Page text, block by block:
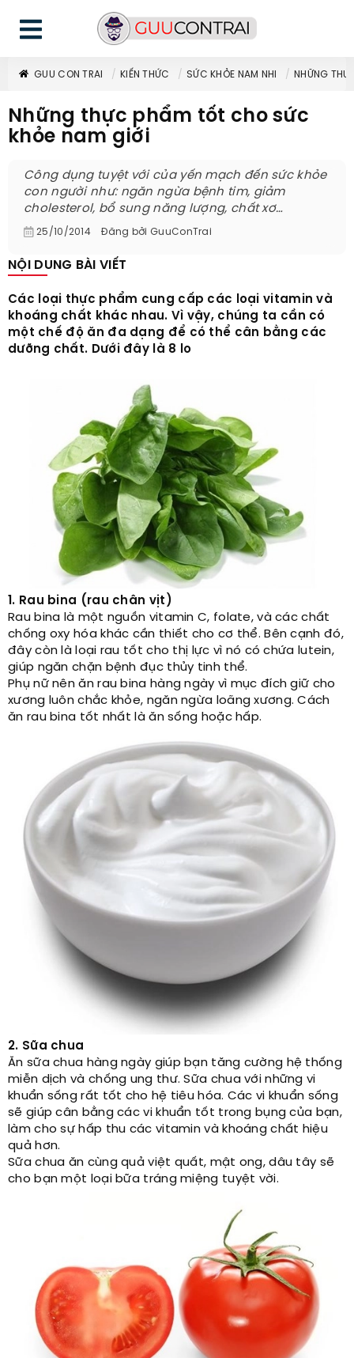
GUU CON TRAI KIẾN THỨC SỨC KHỎE NAM NHI NHỮNG
Những thực phẩm tốt cho sức
khỏe nam giới
Công dụng tuyệt với của yến mạch đến sức khỏe
con người như: ngăn ngừa bệnh tim, giảm
cholesterol, bổ sung năng lượng, chất xơ…
25/10/2014 Đăng bởi GuuConTrai
NỘI DUNG BÀI VIẾT
Các loại thực phẩm cung cấp các loại vitamin và
khoáng chất khác nhau. Vì vậy, chúng ta cần có
một chế độ ăn đa dạng để có thể cân bằng các
dưỡng chất. Dưới đây là 8 lo
1. Rau bina (rau chân vịt)
Rau bina là một nguồn vitamin C, folate, và các chất
chống oxy hóa khác cần thiết cho cơ thể. Bên cạnh đó,
đây còn là loại rau tốt cho thị lực vì nó có chứa lutein,
giúp ngăn chặn bệnh đục thủy tinh thể.
Phụ nữ nên ăn rau bina hàng ngày vì mục đích giữ cho
xương luôn chắc khỏe, ngăn ngừa loãng xương. Cách
ăn rau bina tốt nhất là ăn sống hoặc hấp.
2. Sữa chua
Ăn sữa chua hàng ngày giúp bạn tăng cường hệ thống
miễn dịch và chống ung thư. Sữa chua với những vi
khuẩn sống rất tốt cho hệ tiêu hóa. Các vi khuẩn sống
sẽ giúp cân bằng các vi khuẩn tốt trong bụng của bạn,
làm cho sự hấp thu các vitamin và khoáng chất hiệu
quả hơn.
Sữa chua ăn cùng quả việt quất, mật ong, dâu tây sẽ
cho bạn một loại bữa tráng miệng tuyệt vời.